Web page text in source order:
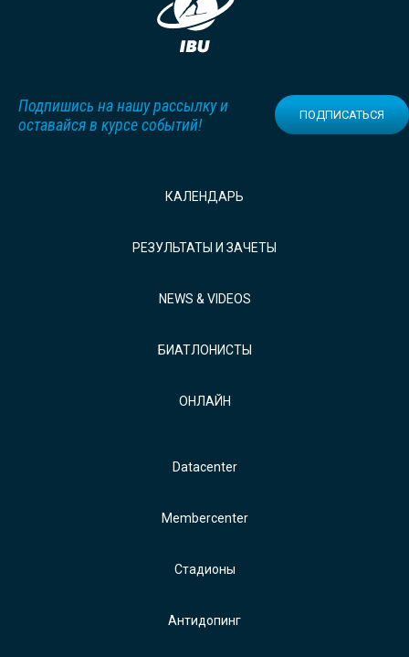
Подпишись на нашу рассылку и
оставайся в курсе событий!
ПОДПИСАТЬСЯ
КАЛЕНДАРЬ
РЕЗУЛЬТАТЫ И ЗАЧЕТЫ
NEWS & VIDEOS
БИАТЛОНИСТЫ
ОНЛАЙН
Datacenter
Membercenter
Стадионы
Антидопинг